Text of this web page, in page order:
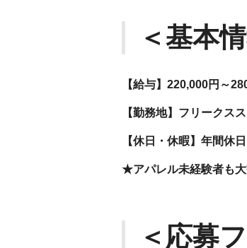
＜基本
【給与】220,000円～
【勤務地】フリーク
【休日・休暇】年間休
★アパレル未経験者も
＜応募